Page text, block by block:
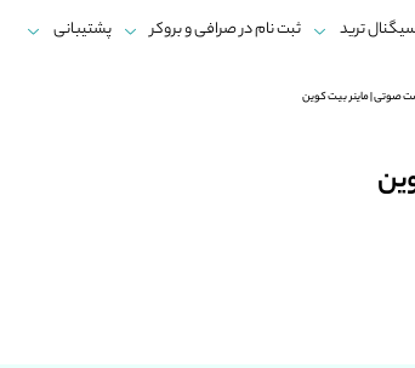
ترید ثبت نام در صرافی و بروکر پشتیبانی
صوتی | ماینر بیت کوین